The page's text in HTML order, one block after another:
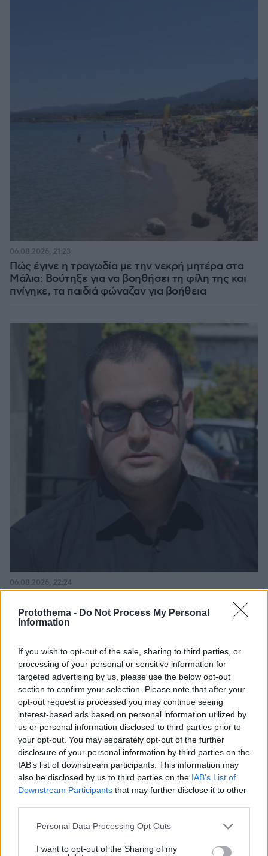
Protothema - Do Not Process My Personal
Information
If you wish to opt-out of the sale, sharing to third parties, or
processing of your personal or sensitive information for
targeted advertising by us, please use the below opt-out
section to confirm your selection. Please note that after your
opt-out request is processed you may continue seeing
interest-based ads based on personal information utilized by
us or personal information disclosed to third parties prior to
your opt-out. You may separately opt-out of the further
disclosure of your personal information by third parties on the
IAB’s list of downstream participants. This information may
also be disclosed by us to third parties on the IAB’s List of
Downstream Participants that may further disclose it to other
Please note that this website/app uses one or more Google
not limited to your visit or usage behaviour. You may click to
Personal Data Processing Opt Outs
I want to opt-out of the Sharing of my
Πώς έγινε η τραγωδία με την νεκρή μητέρα στα
Μάλια: Βούτηξε για να βοηθήσει τη φίλη της και
πνίγηκε, τα παιδιά φώναζαν για βοήθεια
06.08.2026, 21:23
μπορεί να είναι αντικείμενο φημών ή σεναρίων
που παρουσιάζονται ως πραγματικά γεγονότα
06.08.2026, 22:24